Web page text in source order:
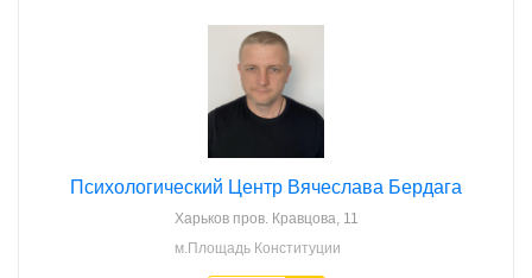
Психологический Центр Вячеслава Бердага
Харьков пров. Кравцова, 11
м.Площадь Конституции